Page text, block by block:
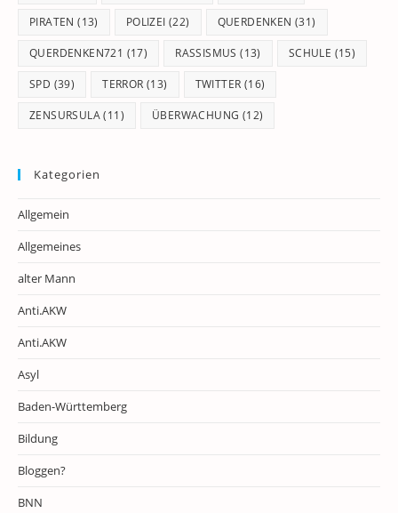
PIRATEN (13) POLIZEI (22) QUERDENKEN (31)
QUERDENKEN721 (17) RASSISMUS (13) SCHULE (15)
SPD (39) TERROR (13) TWITTER (16)
ZENSURSULA(11) ÜBERWACHUNG (12)
Kategorien
Allgemein
Allgemeines
alter Mann
Anti.AKW
Anti.AKW
Asyl
Baden-Württemberg
Bildung
Bloggen?
BNN